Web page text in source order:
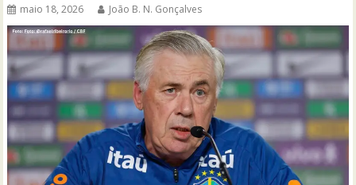
maio 18, 2026 João B. N. Gonçalves